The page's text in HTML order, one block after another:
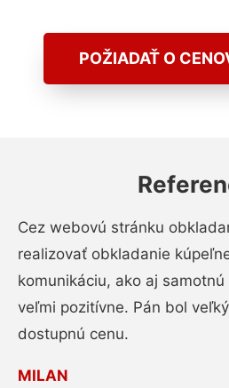
POŽIADAŤ O
Cez webovú stránku
realizovať obkladanie
komunikáciu, ako aj
veľmi pozitívne. Pán bol
dostupnú cenu.
MILAN